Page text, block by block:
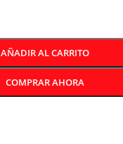
AÑADIR AL CARRITO
COMPRAR AHORA